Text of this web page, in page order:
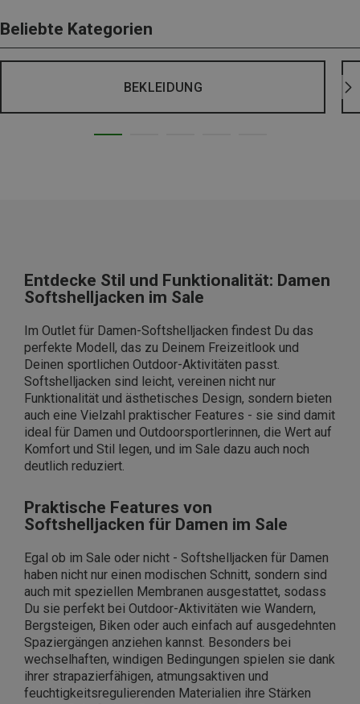
Beliebte Kategorien
BEKLEIDUNG
Entdecke Stil und Funktionalität: Damen
Softshelljacken im Sale
Im Outlet für Damen-Softshelljacken findest Du das
perfekte Modell, das zu Deinem Freizeitlook und
Deinen sportlichen Outdoor-Aktivitäten passt.
Softshelljacken sind leicht, vereinen nicht nur
Funktionalität und ästhetisches Design, sondern bieten
auch eine Vielzahl praktischer Features - sie sind damit
ideal für Damen und Outdoorsportlerinnen, die Wert auf
Komfort und Stil legen, und im Sale dazu auch noch
deutlich reduziert.
Praktische Features von
Softshelljacken für Damen im Sale
Egal ob im Sale oder nicht - Softshelljacken für Damen
haben nicht nur einen modischen Schnitt, sondern sind
auch mit speziellen Membranen ausgestattet, sodass
Du sie perfekt bei Outdoor-Aktivitäten wie Wandern,
Bergsteigen, Biken oder auch einfach auf ausgedehnten
Spaziergängen anziehen kannst. Besonders bei
wechselhaften, windigen Bedingungen spielen sie dank
ihrer strapazierfähigen, atmungsaktiven und
feuchtigkeitsregulierenden Materialien ihre Stärken